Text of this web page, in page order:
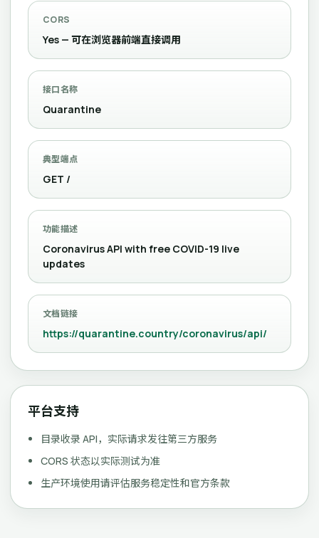
CORS
Yes — 可在浏览器前端直接调用
接口名称
Quarantine
典型端点
GET /
功能描述
Coronavirus API with free COVID-19 live
updates
文档链接
https://quarantine.country/coronavirus/api/
平台支持
目录收录 API，实际请求发往第三方服务
CORS 状态以实际测试为准
生产环境使用请评估服务稳定性和官方条款